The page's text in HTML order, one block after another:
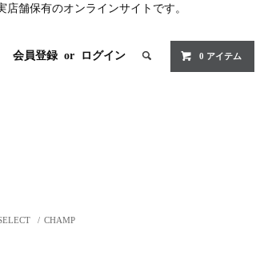
舗保有のオンラインサイトです。
会員登録 or ログイン 0 アイテム
/ CHAMP